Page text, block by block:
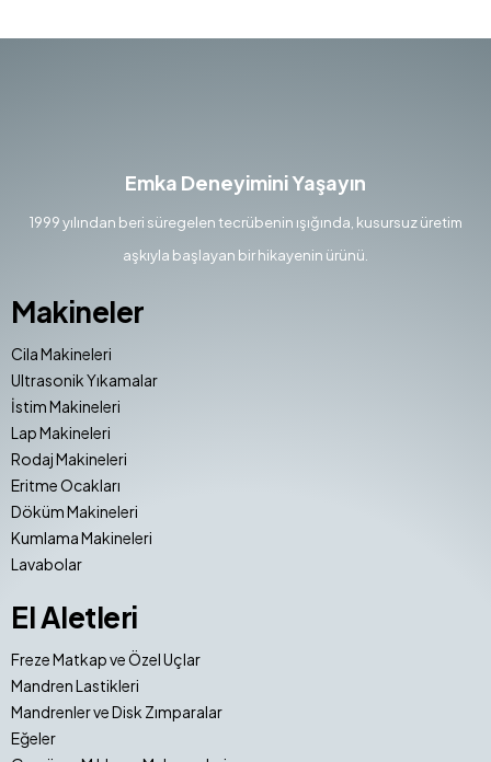
Emka Deneyimini Yaşayın
1999 yılından beri süregelen tecrübenin ışığında, kusursuz üretim
aşkıyla başlayan bir hikayenin ürünü.
Makineler
Cila Makineleri
Ultrasonik Yıkamalar
İstim Makineleri
Lap Makineleri
Rodaj Makineleri
Eritme Ocakları
Döküm Makineleri
Kumlama Makineleri
Lavabolar
El Aletleri
Freze Matkap ve Özel Uçlar
Mandren Lastikleri
Mandrenler ve Disk Zımparalar
Eğeler